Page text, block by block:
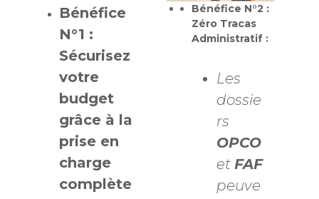
Bénéfice
N°1 :
Sécurisez
votre
budget
grâce à la
prise en
charge
complète
Bénéfice N°2 :
Zéro Tracas
Administratif :
Les
dossie
rs
OPCO
et FAF
peuve